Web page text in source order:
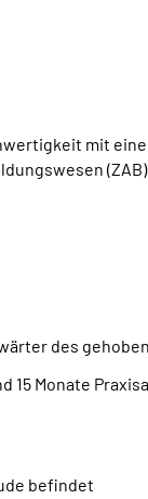
mit
(ZAB).
des
15 Monate
befindet